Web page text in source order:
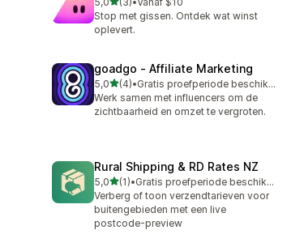
3 recensies in totaal
Stop met gissen. Ontdek wat winst
oplevert.
goadgo ‑ Affiliate Marketing
5,0van 5 sterren
(4)
4 recensies in totaal
•
Gratis proefperiode beschikbaar
Werk samen met influencers om de
zichtbaarheid en omzet te vergroten.
Rural Shipping & RD Rates NZ
5,0van 5 sterren
(1)
1 recensies in totaal
•
Gratis proefperiode beschikbaar
Verberg of toon verzendtarieven voor
buitengebieden met een live
postcode-preview